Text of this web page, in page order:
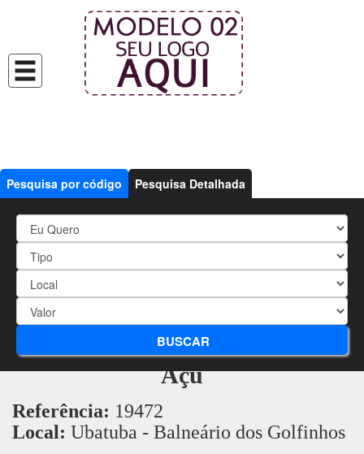
Pesquisa por código Pesquisa Detalhada
BUSCAR
19472 - Oportunidade excelente
localização na Praia Perequê
Açu
Referência: 19472
Local: Ubatuba - Balneário dos Golfinhos